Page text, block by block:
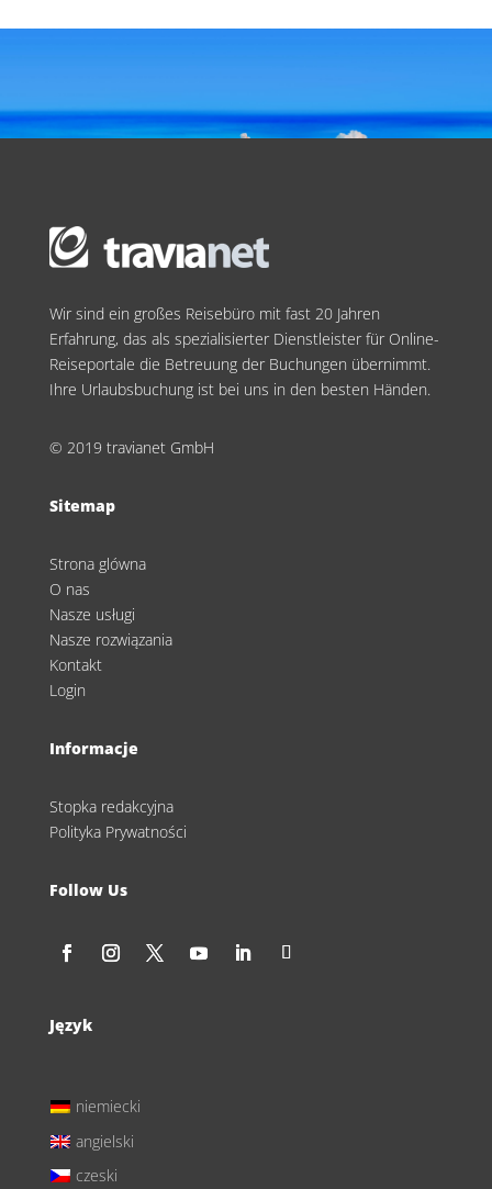
Wir sind ein großes Reisebüro mit fast 20 Jahren
Erfahrung, das als spezialisierter Dienstleister für Online-
Reiseportale die Betreuung der Buchungen übernimmt.
Ihre Urlaubsbuchung ist bei uns in den besten Händen.
© 2019 travianet GmbH
Sitemap
Strona glówna
O nas
Nasze usługi
Nasze rozwiązania
Kontakt
Login
Informacje
Stopka redakcyjna
Polityka Prywatności
Follow Us
Język
niemiecki
angielski
czeski